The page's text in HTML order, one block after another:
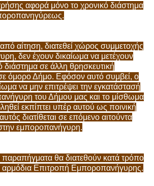
αφορά μόνο το χρονικό διάστημα
αίτηση, διατεθεί χώρος συμμετοχής
δεν έχουν δικαίωμα να μετέχουν
διάστημα σε άλλη θρησκευτική
όμορο Δήμο. Εφόσον αυτό συμβεί, ο
να μην επιτρέψει την εγκατάστασή
του Δήμου μας και το μίσθωμα
εκπίπτει υπέρ αυτού ως ποινική
διατίθεται σε επόμενο αιτούντα
εμποροπανήγυρη.
παραπήγματα θα διατεθούν κατά τρόπο
αρμόδια Επιτροπή Εμποροπανήγυρης.